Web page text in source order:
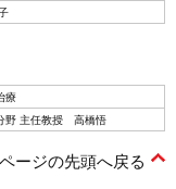
療
野 主任教授 高橋悟
ページの先頭へ戻る